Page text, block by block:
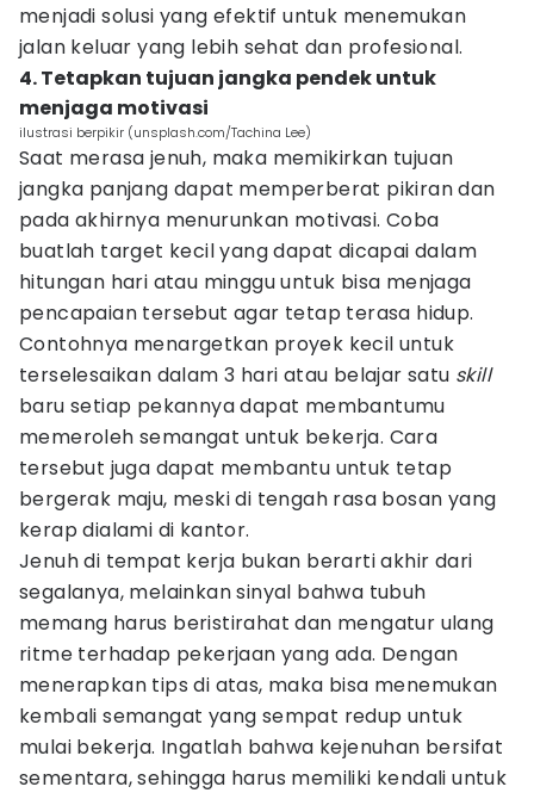
menjadi solusi yang efektif untuk menemukan
jalan keluar yang lebih sehat dan profesional.
4. Tetapkan tujuan jangka pendek untuk
menjaga motivasi
ilustrasi berpikir (unsplash.com/Tachina Lee)
Saat merasa jenuh, maka memikirkan tujuan
jangka panjang dapat memperberat pikiran dan
pada akhirnya menurunkan motivasi. Coba
buatlah target kecil yang dapat dicapai dalam
hitungan hari atau minggu untuk bisa menjaga
pencapaian tersebut agar tetap terasa hidup.
Contohnya menargetkan proyek kecil untuk
terselesaikan dalam 3 hari atau belajar satu skill
baru setiap pekannya dapat membantumu
memeroleh semangat untuk bekerja. Cara
tersebut juga dapat membantu untuk tetap
bergerak maju, meski di tengah rasa bosan yang
kerap dialami di kantor.
Jenuh di tempat kerja bukan berarti akhir dari
segalanya, melainkan sinyal bahwa tubuh
memang harus beristirahat dan mengatur ulang
ritme terhadap pekerjaan yang ada. Dengan
menerapkan tips di atas, maka bisa menemukan
kembali semangat yang sempat redup untuk
mulai bekerja. Ingatlah bahwa kejenuhan bersifat
sementara, sehingga harus memiliki kendali untuk